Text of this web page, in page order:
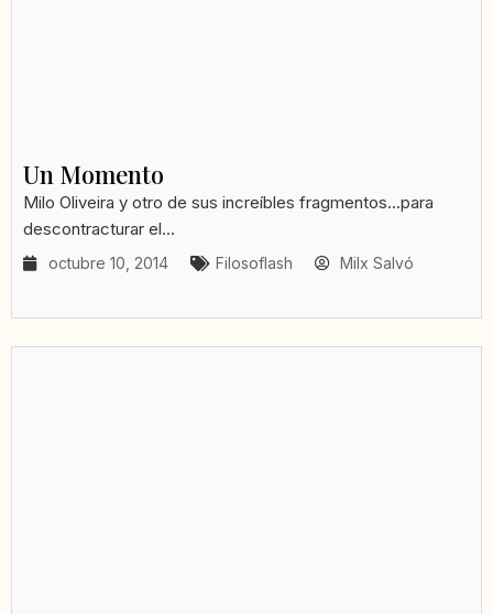
Un Momento
Milo Oliveira y otro de sus increíbles fragmentos...para
descontracturar el...
octubre 10, 2014 Filosoflash Milx Salvó